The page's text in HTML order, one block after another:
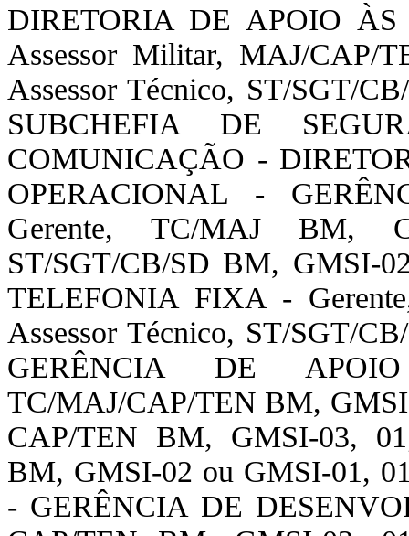
DIRETORIA DE APOIO
Assessor Militar, MAJ/CAP/
Assessor Técnico, ST/SGT/
SUBCHEFIA DE
COMUNICAÇÃO -
OPERACIONAL -
Gerente, TC/MAJ BM,
ST/SGT/CB/SD BM, GMSI-
TELEFONIA FIXA -
Assessor Técnico, ST/SGT/
GERÊNCIA DE
TC/MAJ/CAP/TEN BM,
CAP/TEN BM, GMSI-03,
BM, GMSI-02 ou GMSI-01,
- GERÊNCIA DE